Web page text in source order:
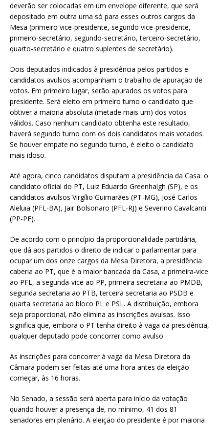
deverão ser colocadas em um envelope diferente, que será
depositado em outra urna só para esses outros cargos da
Mesa (primeiro vice-presidente, segundo vice-presidente,
primeiro-secretário, segundo-secretário, terceiro-secretário,
quarto-secretário e quatro suplentes de secretário).
Dois deputados indicados à presidência pelos partidos e
candidatos avulsos acompanham o trabalho de apuração de
votos. Em primeiro lugar, serão apurados os votos para
presidente. Será eleito em primeiro turno o candidato que
obtiver a maioria absoluta (metade mais um) dos votos
válidos. Caso nenhum candidato obtenha este resultado,
haverá segundo turno com os dois candidatos mais votados.
Se houver empate no segundo turno, é eleito o candidato
mais idoso.
Até agora, cinco candidatos disputam a presidência da Casa: o
candidato oficial do PT, Luiz Eduardo Greenhalgh (SP), e os
candidatos avulsos Virgílio Guimarães (PT-MG), José Carlos
Aleluia (PFL-BA), Jair Bolsonaro (PFL-RJ) e Severino Cavalcanti
(PP-PE).
De acordo com o princípio da proporcionalidade partidária,
que dá aos partidos o direito de indicar o parlamentar para
ocupar um dos onze cargos da Mesa Diretora, a presidência
caberia ao PT, que é a maior bancada da Casa, a primeira-vice
ao PFL, a segunda-vice ao PP, primeira secretaria ao PMDB,
segunda secretaria ao PTB, terceira secretaria ao PSDB e
quarta secretaria ao bloco PL e PSL. A distribuição, embora
seja proporcional, não elimina as inscrições avulsas. Isso
significa que, embora o PT tenha direito à vaga da presidência,
qualquer deputado pode concorrer como avulso.
As inscrições para concorrer à vaga da Mesa Diretora da
Câmara podem ser feitas até uma hora antes da eleição
começar, às 16 horas.
No Senado, a sessão será aberta para início da votação
quando houver a presença de, no mínimo, 41 dos 81
senadores em plenário. A eleição do presidente é por maioria